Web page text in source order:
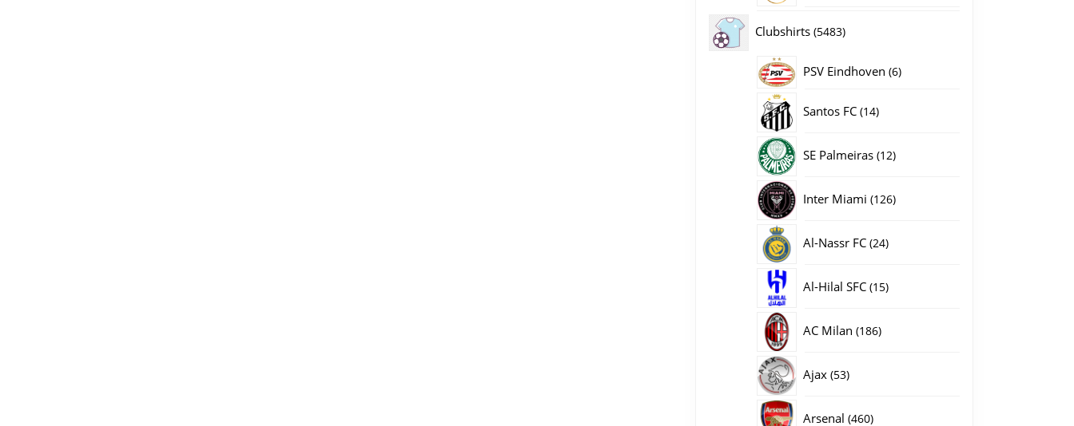
Clubshirts 54835483
producten
PSV Eindhoven 66
Santos FC 1414
SE Palmeiras 1212
Inter Miami 126126
Al-Nassr FC 2424
Al-Hilal SFC 1515
AC Milan 186186
Ajax 5353
Arsenal 460460